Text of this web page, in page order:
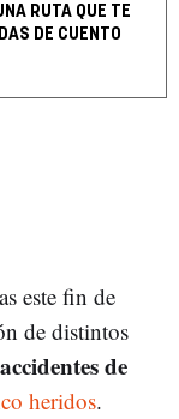
RUTA QUE TE
DE CUENTO
este fin de
de distintos
de
heridos.